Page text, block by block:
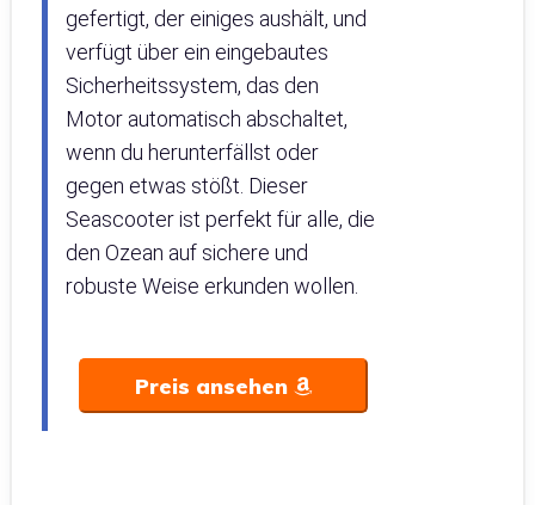
gefertigt, der einiges aushält, und
verfügt über ein eingebautes
Sicherheitssystem, das den
Motor automatisch abschaltet,
wenn du herunterfällst oder
gegen etwas stößt. Dieser
Seascooter ist perfekt für alle, die
den Ozean auf sichere und
robuste Weise erkunden wollen.
Preis ansehen